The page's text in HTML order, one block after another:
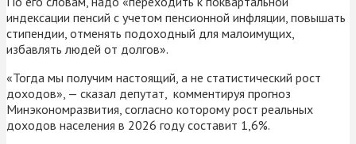
индексации пенсий с учетом пенсионной инфляции, повышать
стипендии, отменять подоходный для малоимущих,
избавлять людей от долгов».
«Тогда мы получим настоящий, а не статистический рост
доходов», — сказал депутат, комментируя прогноз
Минэкономразвития, согласно которому рост реальных
доходов населения в 2026 году составит 1,6%.